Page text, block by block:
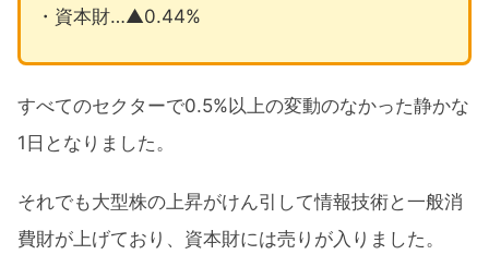
・資本財…▲0.44%
すべてのセクターで0.5%以上の変動のなかった静かな
1日となりました。
それでも大型株の上昇がけん引して情報技術と一般消
費財が上げており、資本財には売りが入りました。